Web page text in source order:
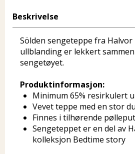
Beskrivelse
Sölden sengeteppe fra
ullblanding er lekkert
sengetøyet.
Produktinformasjon:
Minimum 65% resirkulert
Vevet teppe med en stor
Finnes i tilhørende
Sengeteppet er en del av
kolleksjon Bedtime story